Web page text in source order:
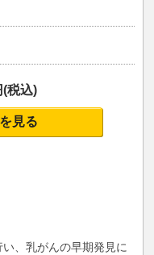
(税込)
見る
、乳がんの早期発見に